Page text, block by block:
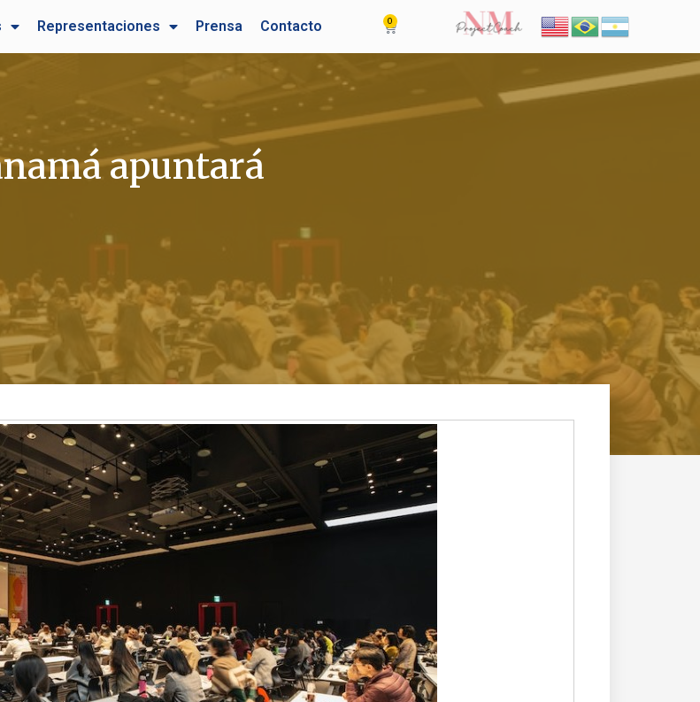
Representaciones Prensa Contacto 0 Cart
apuntará